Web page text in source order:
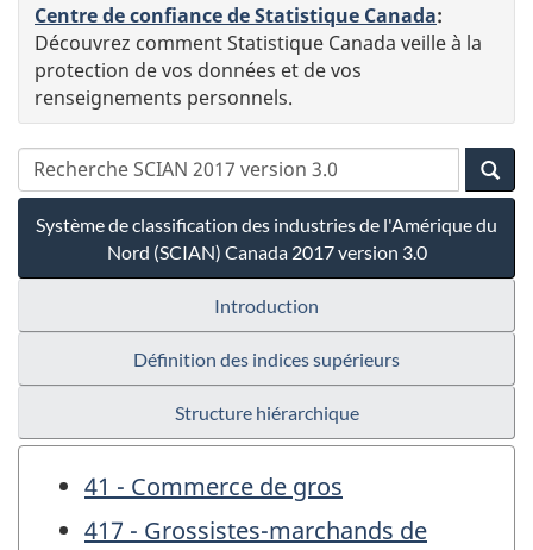
Centre de confiance de Statistique Canada:
Découvrez comment Statistique Canada veille à la
protection de vos données et de vos
renseignements personnels.
Système de classification des industries de l'Amérique du
Nord (SCIAN) Canada 2017 version 3.0
Introduction
Définition des indices supérieurs
Structure hiérarchique
41 - Commerce de gros
417 - Grossistes-marchands de